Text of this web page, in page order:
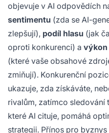
objevuje v AI odpovědích
sentimentu (zda se AI-
zlepšují), podíl hlasu (jak
oproti konkurenci) a výkon
(které vaše obsahové
zmiňují). Konkurenční
ukazuje, zda získáváte,
rivalům, zatímco sledování
které AI cituje, pomáhá
strategii. Přínos pro